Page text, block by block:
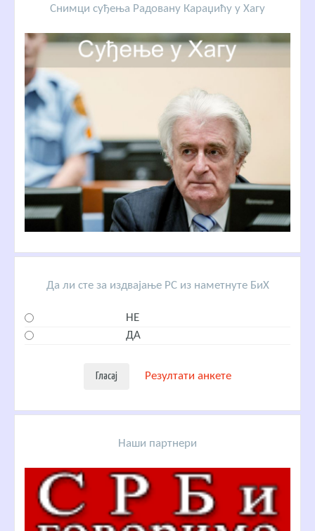
Снимци суђења Радовану Караџићу у Хагу
Да ли сте за издвајање РС из наметнуте БиХ
НЕ
ДА
Резултати анкете
Наши партнери